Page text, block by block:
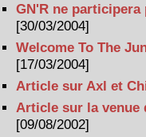
GN'R ne participera
[30/03/2004]
Welcome To The
[17/03/2004]
Article sur Axl et
Article sur la venue
[09/08/2002]